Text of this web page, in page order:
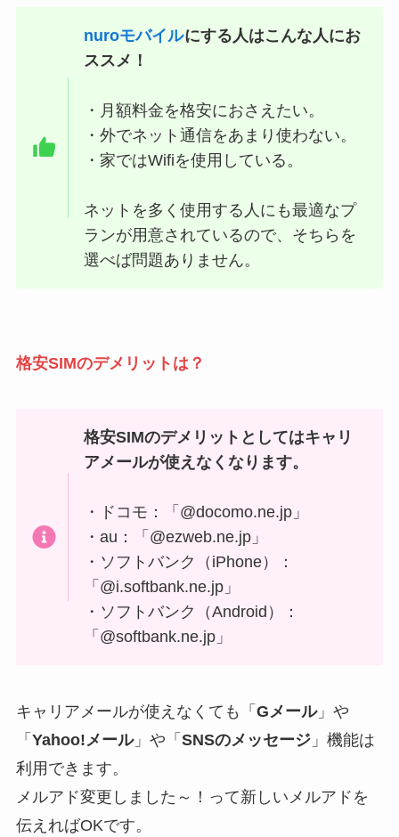
nuroモバイルにする人はこんな人にお
ススメ！
・月額料金を格安におさえたい。
・外でネット通信をあまり使わない。
・家ではWifiを使用している。
ネットを多く使用する人にも最適なプ
ランが用意されているので、そちらを
選べば問題ありません。
格安SIMのデメリットは？
格安SIMのデメリットとしてはキャリ
アメールが使えなくなります。
・ドコモ：「@docomo.ne.jp」
・au：「@ezweb.ne.jp」
・ソフトバンク（iPhone）：
「@i.softbank.ne.jp」
・ソフトバンク（Android）：
「@softbank.ne.jp」
キャリアメールが使えなくても「 Gメール」や
「 Yahoo!メール」や「 SNSのメッセージ」機能は
利用できます。
メルアド変更しました～！って新しいメルアドを
伝えればOKです。